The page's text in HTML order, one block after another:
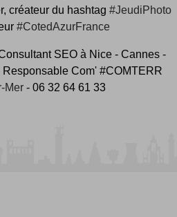
créateur du hashtag #JeudiPhoto
#CotedAzurFrance
SEO à Nice - Cannes -
Com' #COMTERR
Mer - 06 32 64 61 33